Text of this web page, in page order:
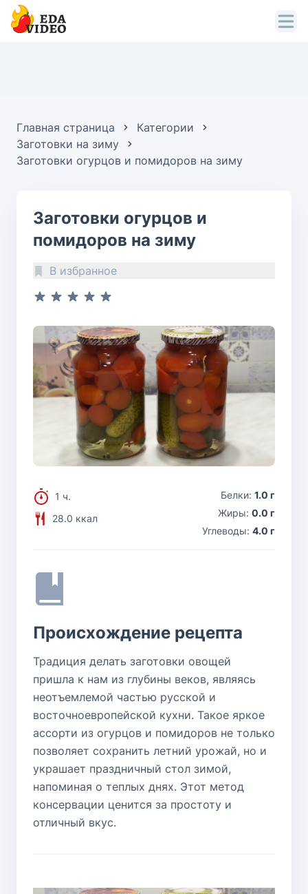
Главная страница
Категории
Заготовки на зиму
Заготовки огурцов и помидоров на зиму
Заготовки огурцов и
помидоров на зиму
В избранное
1 ч.
28.0 ккал
Белки: 1.0 г
Жиры: 0.0 г
Углеводы: 4.0 г
Происхождение рецепта
Традиция делать заготовки овощей
пришла к нам из глубины веков, являясь
неотъемлемой частью русской и
восточноевропейской кухни. Такое яркое
ассорти из огурцов и помидоров не только
позволяет сохранить летний урожай, но и
украшает праздничный стол зимой,
напоминая о теплых днях. Этот метод
консервации ценится за простоту и
отличный вкус.